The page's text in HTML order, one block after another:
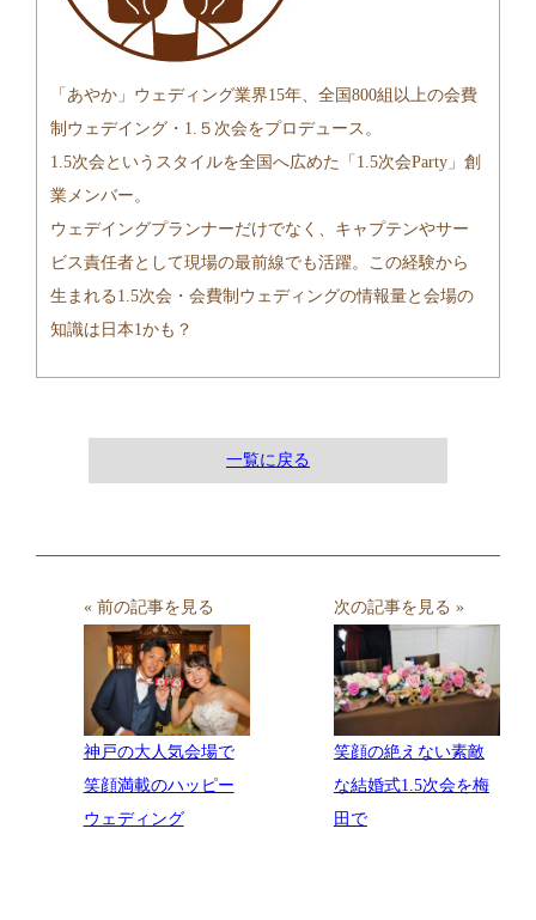
「あやか」ウェディング業界15年、全国800組以上の会費
制ウェデイング・1.５次会をプロデュース。
1.5次会というスタイルを全国へ広めた「1.5次会Party」創
業メンバー。
ウェデイングプランナーだけでなく、キャプテンやサー
ビス責任者として現場の最前線でも活躍。この経験から
生まれる1.5次会・会費制ウェディングの情報量と会場の
知識は日本1かも？
一覧に戻る
« 前の記事を見る
神戸の大人気会場で
笑顔満載のハッピー
ウェディング
次の記事を見る »
笑顔の絶えない素敵
な結婚式1.5次会を梅
田で